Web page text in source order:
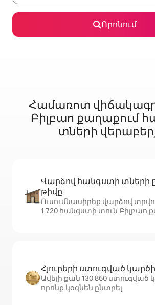
Որոնում
Համառոտ
Բիլբաո քաղաքում
տների
Վարձով հանգստի տների
թիվը
Ուսումնասիրեք վարձով
1 720 հանգստի տուն Բիլբաո
Հյուրերի ստուգված
Ավելի քան 130 860 ստուգված
որոնք կօգնեն ընտրել